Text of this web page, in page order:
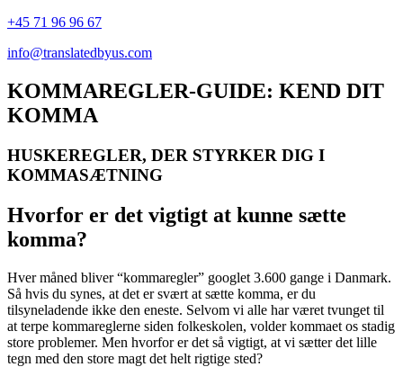
+45 71 96 96 67
info@translatedbyus.com
KOMMAREGLER-GUIDE: KEND DIT
KOMMA
HUSKEREGLER, DER STYRKER DIG I
KOMMASÆTNING
Hvorfor er det vigtigt at kunne sætte
komma?
Hver måned bliver “kommaregler” googlet 3.600 gange i Danmark.
Så hvis du synes, at det er svært at sætte komma, er du
tilsyneladende ikke den eneste. Selvom vi alle har været tvunget til
at terpe kommareglerne siden folkeskolen, volder kommaet os stadig
store problemer. Men hvorfor er det så vigtigt, at vi sætter det lille
tegn med den store magt det helt rigtige sted?